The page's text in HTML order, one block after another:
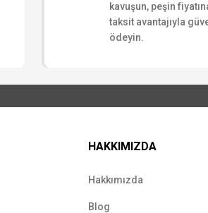
kavuşun, peşin
taksit avantajıyla
ödeyin.
HAKKIMIZDA
Hakkımızda
Blog